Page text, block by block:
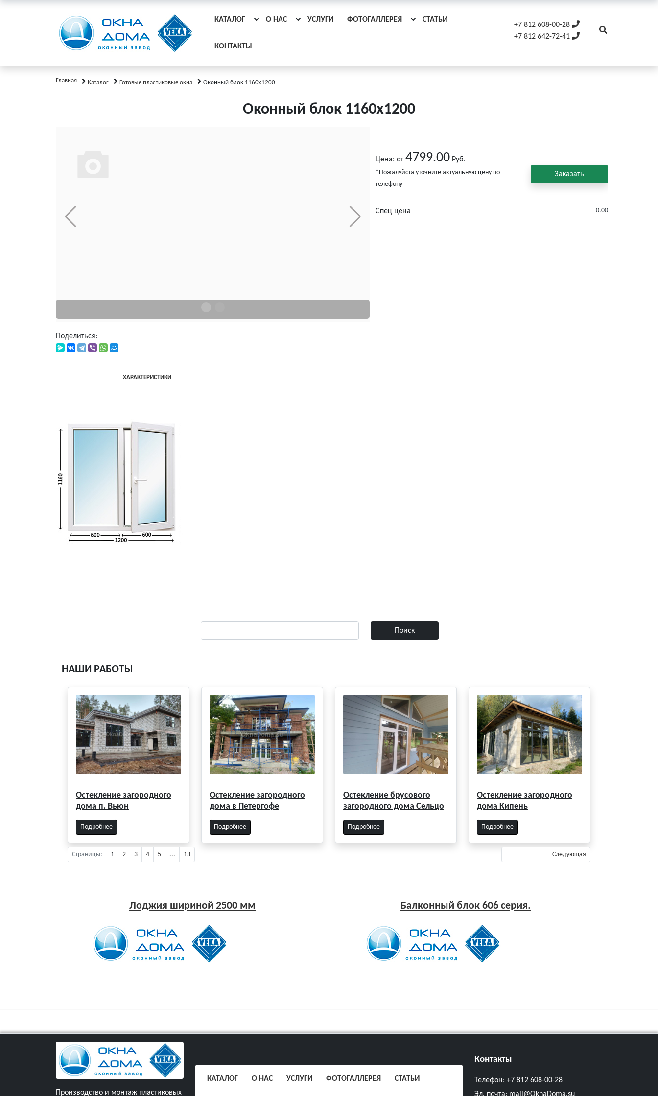
КАТАЛОГ О НАС УСЛУГИ ФОТОГАЛЛЕРЕЯ СТАТЬИ
КОНТАКТЫ
+7 812 608-00-28
+7 812 642-72-41
Главная Каталог Готовые пластиковые окна Оконный блок 1160x1200
Оконный блок 1160x1200
Поделиться:
Цена: от 4799.00 Руб.
*Пожалуйста уточните актуальную цену по
телефону
Заказать
Спец цена 0.00
ХАРАКТЕРИСТИКИ
НАШИ РАБОТЫ
Остекление загородного
дома п. Вьюн
Подробнее
Остекление загородного
дома в Петергофе
Подробнее
Остекление брусового
загородного дома Сельцо
Подробнее
Остекление загородного
дома Кипень
Подробнее
Страницы: 1 2 3 4 5 ... 13 Следующая
Лоджия шириной 2500 мм Балконный блок 606 серия.
Производство и монтаж пластиковых
КАТАЛОГ О НАС УСЛУГИ ФОТОГАЛЛЕРЕЯ СТАТЬИ
Контакты
Телефон: +7 812 608-00-28
Эл. почта: mail@OknaDoma.su